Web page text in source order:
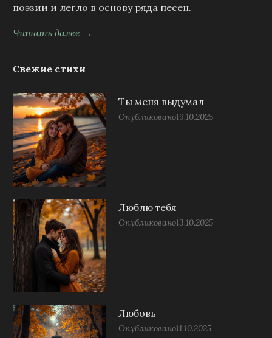
поэзии и легло в основу ряда песен.
Читать далее →
Свежие стихи
Ты меня выдумал
Опубликовано19.10.2025
Люблю тебя
Опубликовано13.10.2025
Любовь
Опубликовано11.10.2025